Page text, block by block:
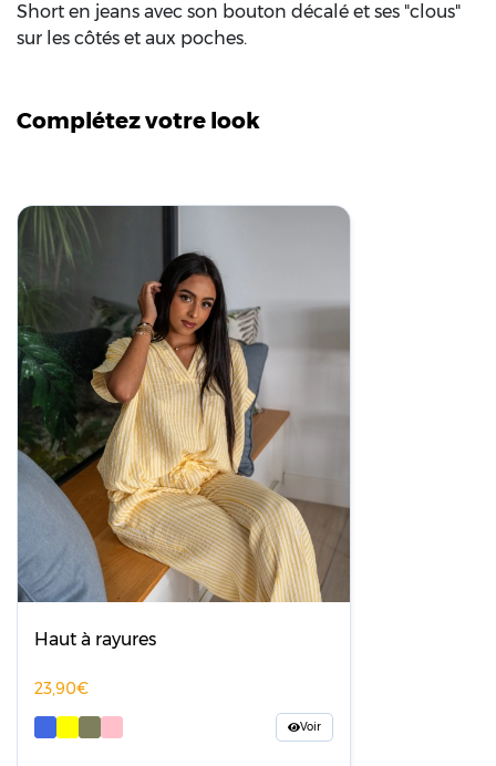
Short en jeans avec son bouton décalé et ses "clous"
sur les côtés et aux poches.
Complétez votre look
Haut à rayures
23,90
Voir